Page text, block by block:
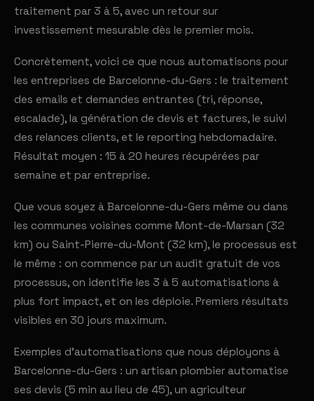
traitement par 3 à 5, avec un retour sur
investissement mesurable dès le premier mois.
Concrètement, voici ce que nous automatisons pour
les entreprises de Barcelonne-du-Gers : le traitement
des emails et demandes entrantes (tri, réponse,
escalade), la génération de devis et factures, le suivi
des relances clients, et le reporting hebdomadaire.
Résultat moyen : 15 à 20 heures récupérées par
semaine et par entreprise.
Que vous soyez à Barcelonne-du-Gers même ou dans
les communes voisines comme Mont-de-Marsan (32
km) ou Saint-Pierre-du-Mont (32 km), le processus est
le même : on commence par un audit gratuit de vos
processus, on identifie les 3 à 5 automatisations à
plus fort impact, et on les déploie. Premiers résultats
visibles en 30 jours maximum.
Exemples d'automatisations que nous déployons à
Barcelonne-du-Gers : un artisan plombier automatise
ses devis (5 min au lieu de 45), un agriculteur